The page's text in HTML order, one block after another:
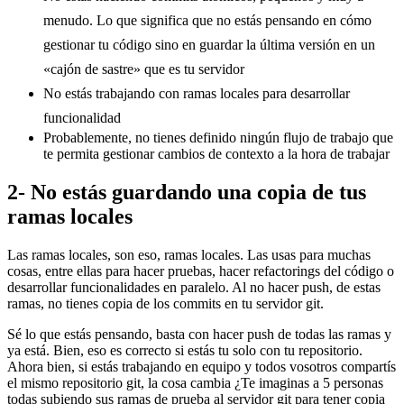
menudo. Lo que significa que no estás pensando en cómo
gestionar tu código sino en guardar la última versión en un
«cajón de sastre» que es tu servidor
No estás trabajando con ramas locales para desarrollar
funcionalidad
Probablemente, no tienes definido ningún flujo de trabajo que
te permita gestionar cambios de contexto a la hora de trabajar
2- No estás guardando una copia de tus
ramas locales
Las ramas locales, son eso, ramas locales. Las usas para muchas
cosas, entre ellas para hacer pruebas, hacer refactorings del código o
desarrollar funcionalidades en paralelo. Al no hacer push, de estas
ramas, no tienes copia de los commits en tu servidor git.
Sé lo que estás pensando, basta con hacer push de todas las ramas y
ya está. Bien, eso es correcto si estás tu solo con tu repositorio.
Ahora bien, si estás trabajando en equipo y todos vosotros compartís
el mismo repositorio git, la cosa cambia ¿Te imaginas a 5 personas
todas subiendo sus ramas de prueba al servidor git para tener copia